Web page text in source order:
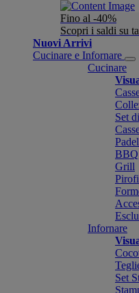
Fino al -40%
Scopri i saldi su
Nuovi Arrivi
Cucinare e Infornare
Cucinare
Set
Grill
Infornare
Set